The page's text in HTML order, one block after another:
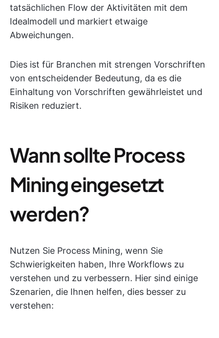
tatsächlichen Flow der Aktivitäten mit dem
Idealmodell und markiert etwaige
Abweichungen.
Dies ist für Branchen mit strengen Vorschriften
von entscheidender Bedeutung, da es die
Einhaltung von Vorschriften gewährleistet und
Risiken reduziert.
Wann sollte Process
Mining eingesetzt
werden?
Nutzen Sie Process Mining, wenn Sie
Schwierigkeiten haben, Ihre Workflows zu
verstehen und zu verbessern. Hier sind einige
Szenarien, die Ihnen helfen, dies besser zu
verstehen: